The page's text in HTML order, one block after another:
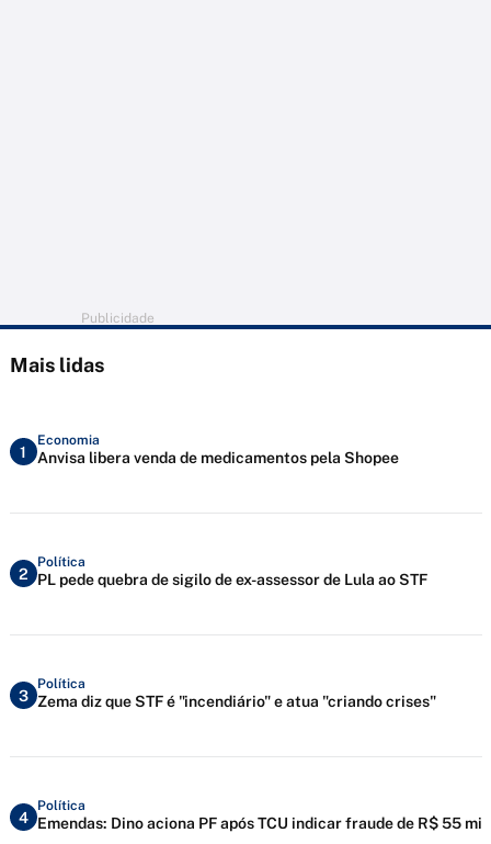
Publicidade
Mais lidas
1
Economia
Anvisa libera venda de medicamentos pela Shopee
2
Política
PL pede quebra de sigilo de ex-assessor de Lula ao STF
3
Política
Zema diz que STF é "incendiário" e atua "criando crises"
4
Política
Emendas: Dino aciona PF após TCU indicar fraude de R$ 55 mi